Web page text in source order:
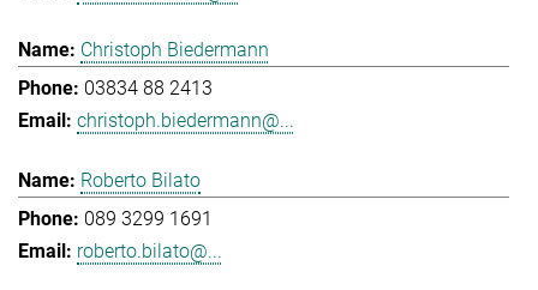
Christoph Biedermann
03834 88 2413
christoph.biedermann@...
Roberto Bilato
089 3299 1691
roberto.bilato@...